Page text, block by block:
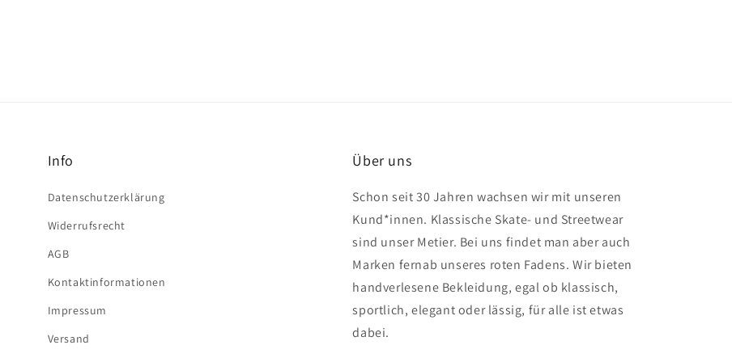
Info
Datenschutzerklärung
Widerrufsrecht
AGB
Kontaktinformationen
Impressum
Versand
Über uns
Schon seit 30 Jahren wachsen wir mit unseren
Kund*innen. Klassische Skate- und Streetwear
sind unser Metier. Bei uns findet man aber auch
Marken fernab unseres roten Fadens. Wir bieten
handverlesene Bekleidung, egal ob klassisch,
sportlich, elegant oder lässig, für alle ist etwas
dabei.